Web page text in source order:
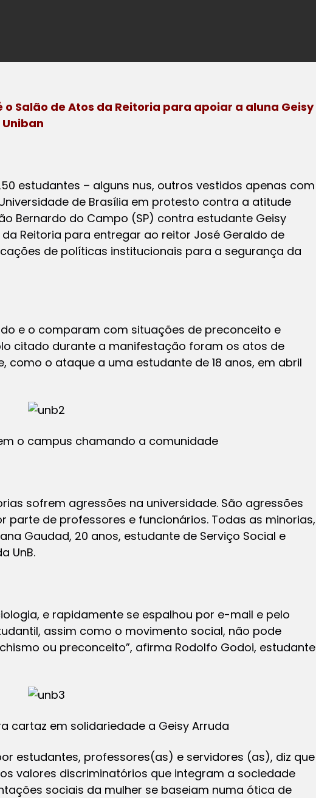
Salão de Atos da Reitoria para apoiar a aluna Geisy
estudantes – alguns nus, outros vestidos apenas com
de Brasília em protesto contra a atitude
Bernardo do Campo (SP) contra estudante Geisy
Reitoria para entregar ao reitor José Geraldo de
de políticas institucionais para a segurança da
e o comparam com situações de preconceito e
citado durante a manifestação foram os atos de
como o ataque a uma estudante de 18 anos, em abril
o campus chamando a comunidade
sofrem agressões na universidade. São agressões
parte de professores e funcionários. Todas as minorias,
Gaudad, 20 anos, estudante de Serviço Social e
UnB.
e rapidamente se espalhou por e-mail e pelo
assim como o movimento social, não pode
ou preconceito”, afirma Rodolfo Godoi, estudante
cartaz em solidariedade a Geisy Arruda
estudantes, professores(as) e servidores (as), diz que
valores discriminatórios que integram a sociedade
sociais da mulher se baseiam numa ótica de